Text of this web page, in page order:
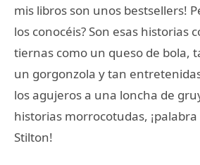
mis libros son unos bestsellers!
los conocéis? Son esas historias
tiernas como un queso de bola,
un gorgonzola y tan
los agujeros a una loncha de
historias morrocotudas,
Stilton!